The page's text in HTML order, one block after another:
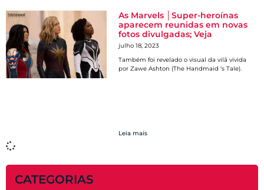
As Marvels │Super-heroínas
aparecem reunidas em novas
fotos divulgadas; Veja
julho 18, 2023
Também foi revelado o visual da vilã vivida
por Zawe Ashton (The Handmaid ‘s Tale).
Leia mais
CATEGORIAS